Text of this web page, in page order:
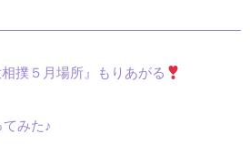
撲５月場所』もりあがる
てみた♪